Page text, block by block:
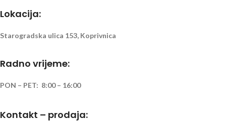
Lokacija:
Starogradska ulica 153, Koprivnica
Radno vrijeme:
PON – PET: 8:00 – 16:00
Kontakt – prodaja: